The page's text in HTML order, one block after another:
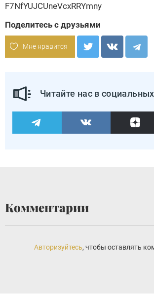
F7NfYUJCUneVcxRRYmny
Поделитесь с друзьями
Мне нравится
Читайте нас в
Комментарии
Авторизуйтесь, чтобы оставлять